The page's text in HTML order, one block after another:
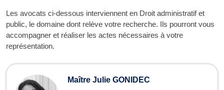
Les avocats ci-dessous interviennent en Droit administratif et
public, le domaine dont relève votre recherche. Ils pourront vous
accompagner et réaliser les actes nécessaires à votre
représentation.
Maître Julie GONIDEC